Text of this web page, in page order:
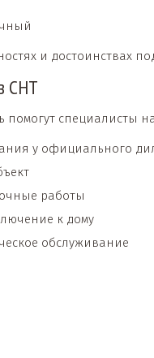
и достоинствах
СНТ
помогут
у официального
работы
к дому
обслуживание